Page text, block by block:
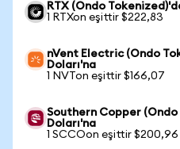
RTX (Ondo
1 RTXon eşittir $222,83
nVent Electric (Ondo
Doları'na
1 NVTon eşittir $166,07
Southern Copper
Doları'na
1 SCCOon eşittir $200,96